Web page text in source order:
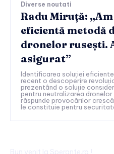
Diverse noutati
Radu Miruță:
eficientă metodă
dronelor rusești.
asigurat”
Identificarea soluției
recent o descoperire
prezentând o soluție
pentru neutralizarea
răspunde provocărilor
le constituie pentru